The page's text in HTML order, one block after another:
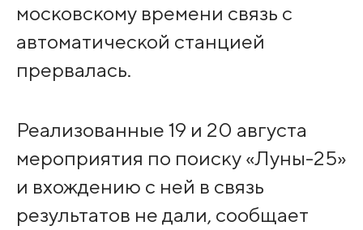
московскому времени связь с
автоматической станцией
прервалась.
Реализованные 19 и 20 августа
мероприятия по поиску «Луны-25»
и вхождению с ней в связь
результатов не дали, сообщает